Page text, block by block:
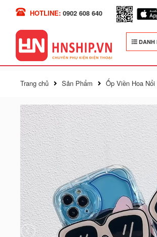
HOTLINE: 0902 608 640
DANH
Trang chủ Sản Phẩm Ốp Viền Hoa Nổi